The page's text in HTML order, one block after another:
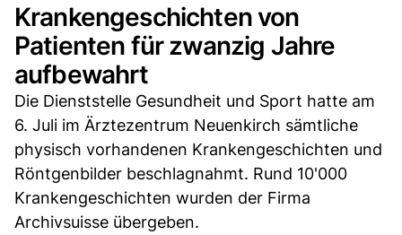
Krankengeschichten von
Patienten für zwanzig Jahre
aufbewahrt
Die Dienststelle Gesundheit und Sport hatte am
6. Juli im Ärztezentrum Neuenkirch sämtliche
physisch vorhandenen Krankengeschichten und
Röntgenbilder beschlagnahmt. Rund 10'000
Krankengeschichten wurden der Firma
Archivsuisse übergeben.